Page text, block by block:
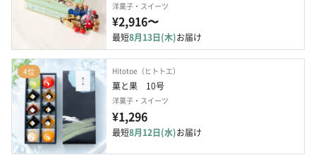
洋菓子・スイーツ
¥2,916〜
最短8月13日(木)お届け
4位 Hitotoe（ヒトトエ）
菓と果　10号
洋菓子・スイーツ
¥1,296
最短8月12日(水)お届け